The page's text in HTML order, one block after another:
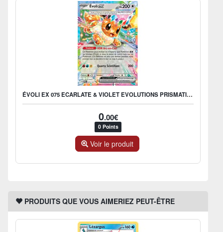
ÉVOLI EX 075 ECARLATE & VIOLET EVOLUTIONS PRISMATIQUES EV085
0.00€
0 Points
Voir le produit
PRODUITS QUE VOUS AIMERIEZ PEUT-ÊTRE